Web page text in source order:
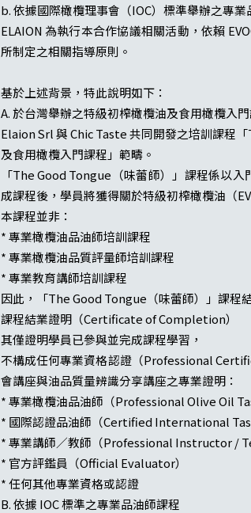
b. 依據國際橄欖理事會（IOC）標準舉辦之專業
ELAION 為執行本合作協議相關活動，依賴
所制定之相關指導原則。
基於上述背景，特此說明如下：
A. 於台灣舉辦之特級初榨橄欖油及食用橄欖入
Elaion Srl 與 Chic Taste 共同開發之培訓課程
及食用橄欖入門課程」範疇。
「The Good Tongue（味蕾師）」課程係以
成課程後，學員將獲得關於特級初榨橄欖油（
本課程並非：
* 專業橄欖油品油師培訓課程
* 專業橄欖油品質評量師培訓課程
* 專業教育講師培訓課程
因此，「The Good Tongue（味蕾師）」課程
課程結業證明（Certificate of Completion）
其僅證明學員已參與並完成課程學習，
不構成任何專業資格認證（Professional
會講座與油品質量辨識分享講座之專業證明：
* 專業橄欖油品油師（Professional Olive Oil
* 國際認證品油師（Certified International
* 專業講師／教師（Professional Instructor /
* 官方評鑑員（Official Evaluator）
* 任何其他專業資格或認證
B. 依據 IOC 標準之專業品油師課程